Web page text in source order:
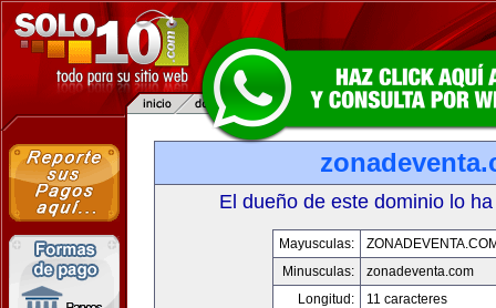
El dueño de este dominio lo
Mayusculas:
Minusculas:
zonadeventa.com
Longitud:
11 caracteres